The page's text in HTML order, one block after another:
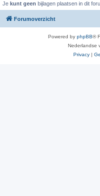
Je kunt geen bijlagen plaatsen in dit
Forumoverzicht
Powered by phpBB®
Nederlandse
Privacy |